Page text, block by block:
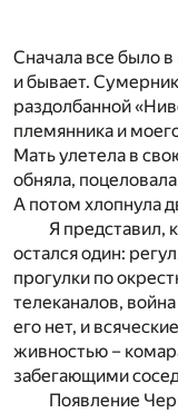
Сначала все было
и бывает.
раздолбанной
племянника и
Мать улетела в
обняла,
А потом хлопнула
Я представил,
остался один:
прогулки по
телеканалов,
его нет, и
живностью –
забегающими
Появление